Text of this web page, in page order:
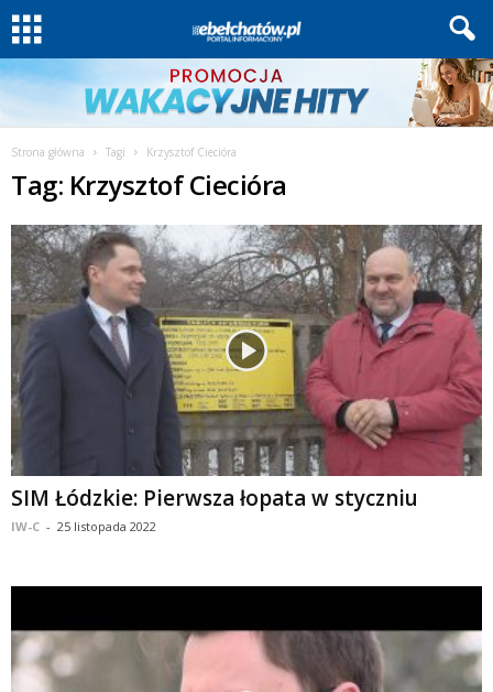
Strona główna Tagi Krzysztof Ciecióra
Tag: Krzysztof Ciecióra
SIM Łódzkie: Pierwsza łopata w styczniu
IW-C - 25 listopada 2022